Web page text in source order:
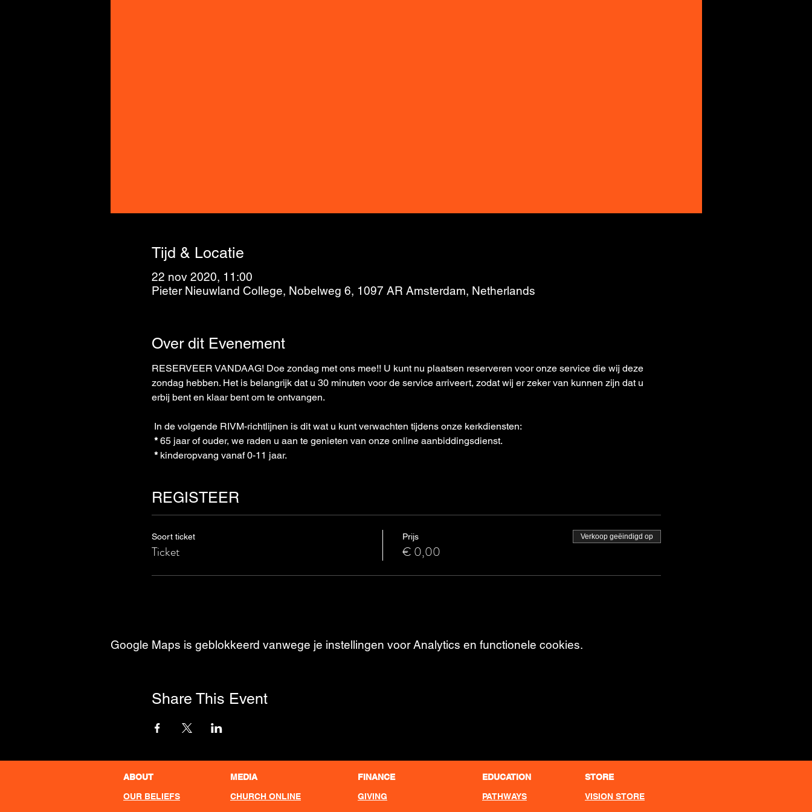
Tijd & Locatie
22 nov 2020, 11:00
Pieter Nieuwland College, Nobelweg 6, 1097 AR Amsterdam, Netherlands
Over dit Evenement
RESERVEER VANDAAG! Doe zondag met ons mee!! U kunt nu plaatsen reserveren voor onze service die wij deze
zondag hebben. Het is belangrijk dat u 30 minuten voor de service arriveert, zodat wij er zeker van kunnen zijn dat u
erbij bent en klaar bent om te ontvangen.
In de volgende RIVM-richtlijnen is dit wat u kunt verwachten tijdens onze kerkdiensten:
* 65 jaar of ouder, we raden u aan te genieten van onze online aanbiddingsdienst.
* kinderopvang vanaf 0-11 jaar.
REGISTEER
Soort ticket
Ticket
Prijs
€ 0,00
Verkoop geëindigd op
Google Maps is geblokkeerd vanwege je instellingen voor Analytics en functionele cookies.
Share This Event
ABOUT
OUR BELIEFS
MEDIA
CHURCH ONLINE
FINANCE
GIVING
EDUCATION
PATHWAYS
STORE
VISION STORE